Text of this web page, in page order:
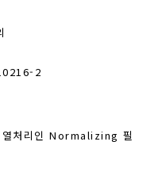
2
처리인 Normalizing 필